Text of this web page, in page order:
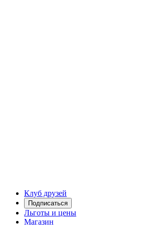
Клуб друзей
Подписаться
Льготы и цены
Магазин